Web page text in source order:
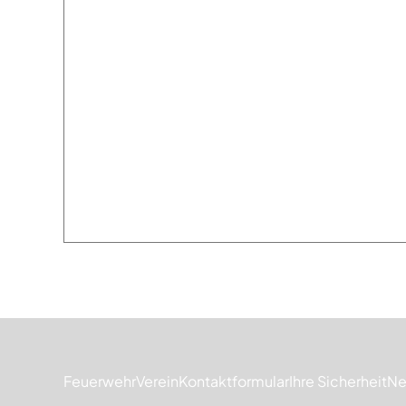
FeuerwehrVereinKontaktformularIhre Sicherheit